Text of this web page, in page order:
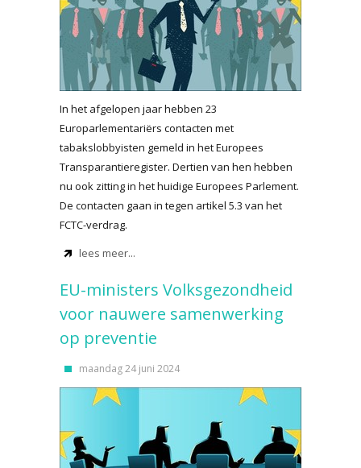
In het afgelopen jaar hebben 23
Europarlementariërs contacten met
tabakslobbyisten gemeld in het Europees
Transparantieregister. Dertien van hen hebben
nu ook zitting in het huidige Europees Parlement.
De contacten gaan in tegen artikel 5.3 van het
FCTC-verdrag.
lees meer...
EU-ministers Volksgezondheid
voor nauwere samenwerking
op preventie
maandag 24 juni 2024